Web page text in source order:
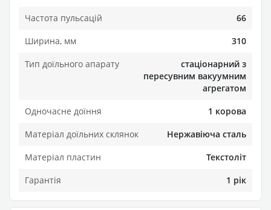
Частота пульсацій
66
Ширина, мм
310
Тип доїльного апарату
стаціонарний з
пересувним вакуумним
агрегатом
Одночасне доїння
1 корова
Матеріал доїльних склянок
Нержавіюча сталь
Матеріал пластин
Текстоліт
Гарантія
1 рік